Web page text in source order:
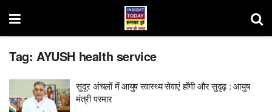
Tag: AYUSH health service
सुदूर अंचलों में आयुष स्वास्थ्य सेवाएं होंगी और सुदृढ़ : आयुष
मंत्री परमार